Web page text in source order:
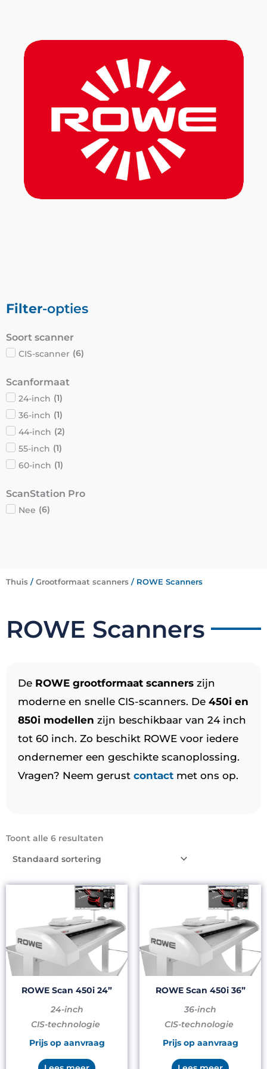
Filter-opties
Soort scanner
CIS-scanner (6)
Scanformaat
24-inch (1)
36-inch (1)
44-inch (2)
55-inch (1)
60-inch (1)
ScanStation Pro
Nee (6)
Thuis / Grootformaat scanners / ROWE Scanners
ROWE Scanners
De ROWE grootformaat scanners zijn
moderne en snelle CIS-scanners. De 450i en
850i modellen zijn beschikbaar van 24 inch
tot 60 inch. Zo beschikt ROWE voor iedere
ondernemer een geschikte scanoplossing.
Vragen? Neem gerust contact met ons op.
Toont alle 6 resultaten
ROWE Scan 450i 24”
24-inch
CIS-technologie
Prijs op aanvraag
ROWE Scan 450i 36”
36-inch
CIS-technologie
Prijs op aanvraag